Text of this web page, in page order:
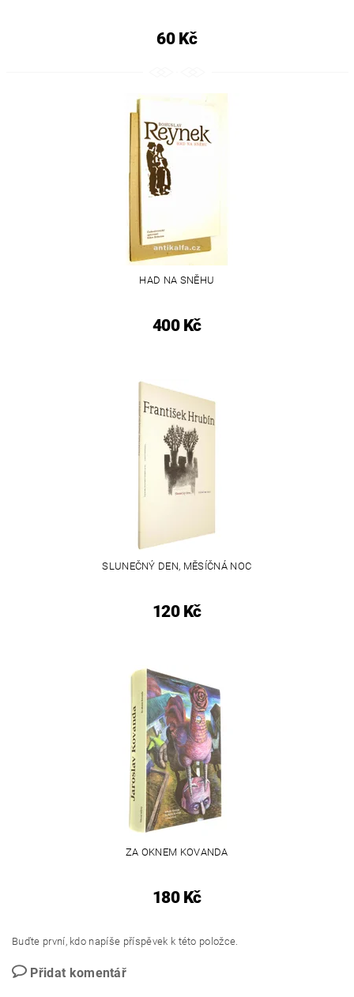
60 Kč
HAD NA SNĚHU
400 Kč
SLUNEČNÝ DEN, MĚSÍČNÁ NOC
120 Kč
ZA OKNEM KOVANDA
180 Kč
Buďte první, kdo napíše příspěvek k této položce.
Přidat komentář